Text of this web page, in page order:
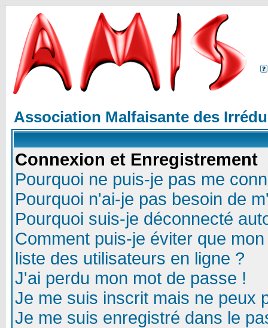
Association Malfaisante des
Connexion et Enregistrement
Pourquoi ne puis-je pas me
Pourquoi n'ai-je pas besoin de
Pourquoi suis-je déconnecté
Comment puis-je éviter que
liste des utilisateurs en ligne ?
J'ai perdu mon mot de passe !
Je me suis inscrit mais ne peux
Je me suis enregistré dans le